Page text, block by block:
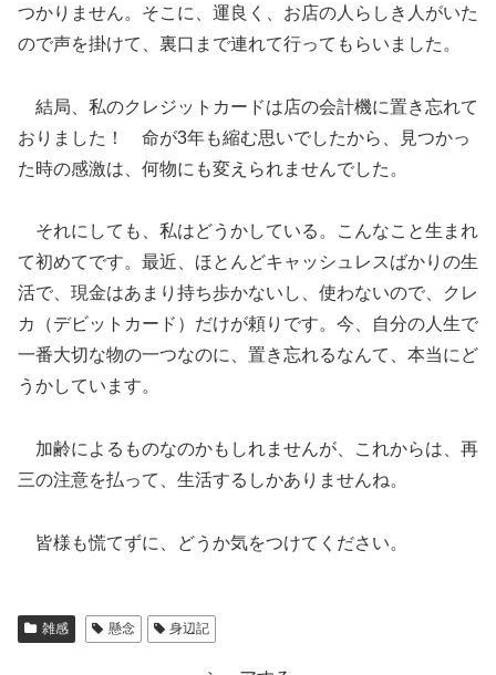
つかりません。そこに、運良く、お店の人らしき人がいた
ので声を掛けて、裏口まで連れて行ってもらいました。
結局、私のクレジットカードは店の会計機に置き忘れて
おりました！ 命が3年も縮む思いでしたから、見つかっ
た時の感激は、何物にも変えられませんでした。
それにしても、私はどうかしている。こんなこと生まれ
て初めてです。最近、ほとんどキャッシュレスばかりの生
活で、現金はあまり持ち歩かないし、使わないので、クレ
カ（デビットカード）だけが頼りです。今、自分の人生で
一番大切な物の一つなのに、置き忘れるなんて、本当にど
うかしています。
加齢によるものなのかもしれませんが、これからは、再
三の注意を払って、生活するしかありませんね。
皆様も慌てずに、どうか気をつけてください。
雑感 懸念 身辺記